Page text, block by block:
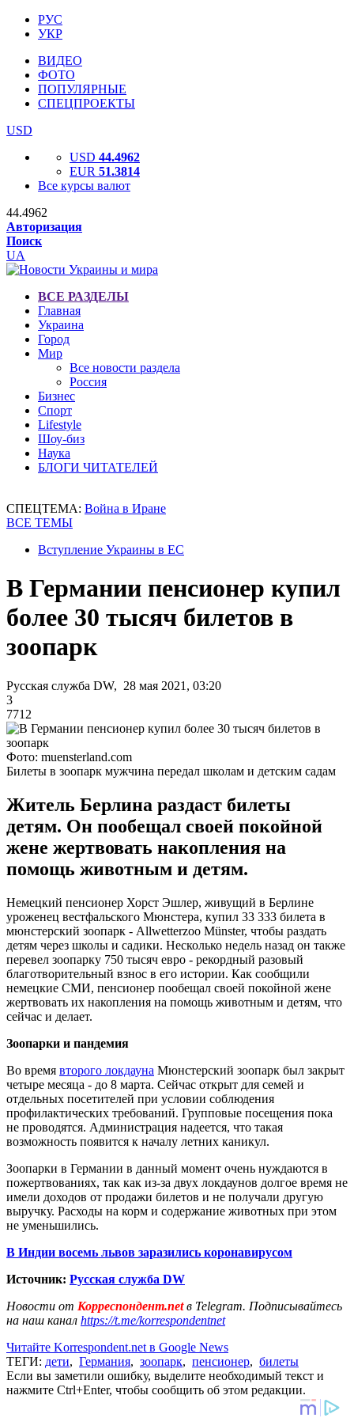
РУС
УКР
ВИДЕО
ФОТО
ПОПУЛЯРНЫЕ
СПЕЦПРОЕКТЫ
USD
USD 44.4962
EUR 51.3814
Все курсы валют
44.4962
Авторизация
Поиск
UA
ВСЕ РАЗДЕЛЫ
Главная
Украина
Город
Мир
Все новости раздела
Россия
Бизнес
Спорт
Lifestyle
Шоу-биз
Наука
БЛОГИ ЧИТАТЕЛЕЙ
СПЕЦТЕМА: Война в Иране
ВСЕ ТЕМЫ
Вступление Украины в ЕС
В Германии пенсионер купил
более 30 тысяч билетов в
зоопарк
Русская служба DW, 28 мая 2021, 03:20
3
7712
Фото: muensterland.com
Билеты в зоопарк мужчина передал школам и детским садам
Житель Берлина раздаст билеты
детям. Он пообещал своей покойной
жене жертвовать накопления на
помощь животным и детям.
Немецкий пенсионер Хорст Эшлер, живущий в Берлине
уроженец вестфальского Мюнстера, купил 33 333 билета в
мюнстерский зоопарк - Allwetterzoo Münster, чтобы раздать
детям через школы и садики. Несколько недель назад он также
перевел зоопарку 750 тысяч евро - рекордный разовый
благотворительный взнос в его истории. Как сообщили
немецкие СМИ, пенсионер пообещал своей покойной жене
жертвовать их накопления на помощь животным и детям, что
сейчас и делает.
Зоопарки и пандемия
Во время второго локдауна Мюнстерский зоопарк был закрыт
четыре месяца - до 8 марта. Сейчас открыт для семей и
отдельных посетителей при условии соблюдения
профилактических требований. Групповые посещения пока
не проводятся. Администрация надеется, что такая
возможность появится к началу летних каникул.
Зоопарки в Германии в данный момент очень нуждаются в
пожертвованиях, так как из-за двух локдаунов долгое время не
имели доходов от продажи билетов и не получали другую
выручку. Расходы на корм и содержание животных при этом
не уменьшились.
В Индии восемь львов заразились коронавирусом
Источник: Русская служба DW
Новости от Корреспондент.netв Telegram. Подписывайтесь
на наш канал https://t.me/korrespondentnet
Читайте Korrespondent.net в Google News
ТЕГИ: дети, Германия, зоопарк, пенсионер, билеты
Если вы заметили ошибку, выделите необходимый текст и
нажмите Ctrl+Enter, чтобы сообщить об этом редакции.